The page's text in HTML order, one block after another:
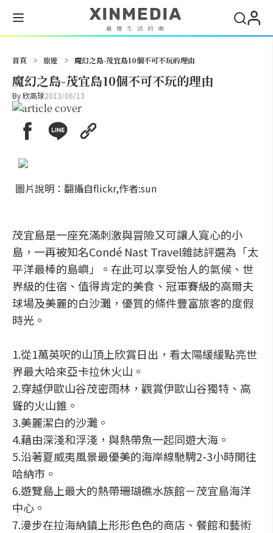
首頁 > 旅遊 > 魔幻之島-茂宜島10個不可不玩的理由
魔幻之島-茂宜島10個不可不玩的理由
By欣高球2013/06/13
圖片說明：翻攝自flickr,作者:sun
茂宜島是一座充滿刺激與冒險又可讓人寬心的小
島，一再被知名Condé Nast Travel雜誌評選為「太
平洋最棒的島嶼」。在此可以享受怡人的氣候、世
界級的住宿、值得肯定的美食、冠軍賽級的高爾夫
球場及美麗的白沙灘，優質的條件豐富旅客的度假
時光。
1.從1萬英呎的山頂上欣賞日出，看太陽緩緩點亮世
界最大哈來亞卡拉休火山。
2.穿越伊歐山谷茂密雨林，觀賞伊歐山谷獨特、高
聳的火山錐。
3.美麗潔白的沙灘。
4.藉由深淺和浮淺，與熱帶魚一起同遊大海。
5.沿著夏威夷風景最優美的海岸線馳騁2-3小時開往
哈納市。
6.遊覽島上最大的熱帶珊瑚礁水族館－茂宜島海洋
中心。
7.漫步在拉海納鎮上形形色色的商店、餐館和藝術